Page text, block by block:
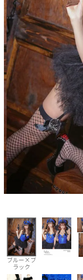
メイド
制服
ナース
ミリタリー
ウエイトレス
囚人
キャラクター
悪魔
花魁
ブルー×ブ
ラック